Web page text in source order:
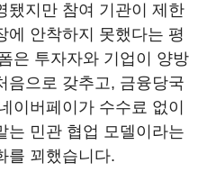
됐지만 참여 기관이 제한
에 안착하지 못했다는 평
은 투자자와 기업이 양방
음으로 갖추고, 금융당국
이버페이가 수수료 없이
는 민관 협업 모델이라는
를 꾀했습니다.